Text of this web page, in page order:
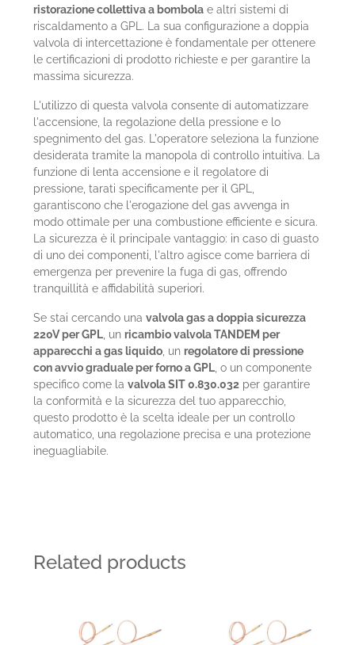
ristorazione collettiva a bombola e altri sistemi di
riscaldamento a GPL. La sua configurazione a doppia
valvola di intercettazione è fondamentale per ottenere
le certificazioni di prodotto richieste e per garantire la
massima sicurezza.
L'utilizzo di questa valvola consente di automatizzare
l'accensione, la regolazione della pressione e lo
spegnimento del gas. L'operatore seleziona la funzione
desiderata tramite la manopola di controllo intuitiva. La
funzione di lenta accensione e il regolatore di
pressione, tarati specificamente per il GPL,
garantiscono che l'erogazione del gas avvenga in
modo ottimale per una combustione efficiente e sicura.
La sicurezza è il principale vantaggio: in caso di guasto
di uno dei componenti, l'altro agisce come barriera di
emergenza per prevenire la fuga di gas, offrendo
tranquillità e affidabilità superiori.
Se stai cercando unavalvola gas a doppia sicurezza
220V per GPL , unricambio valvola TANDEM per
apparecchi a gas liquido , unregolatore di pressione
con avvio graduale per forno a GPL , o un componente
specifico come lavalvola SIT 0.830.032 per garantire
la conformità e la sicurezza del tuo apparecchio,
questo prodotto è la scelta ideale per un controllo
automatico, una regolazione precisa e una protezione
ineguagliabile.
Related products